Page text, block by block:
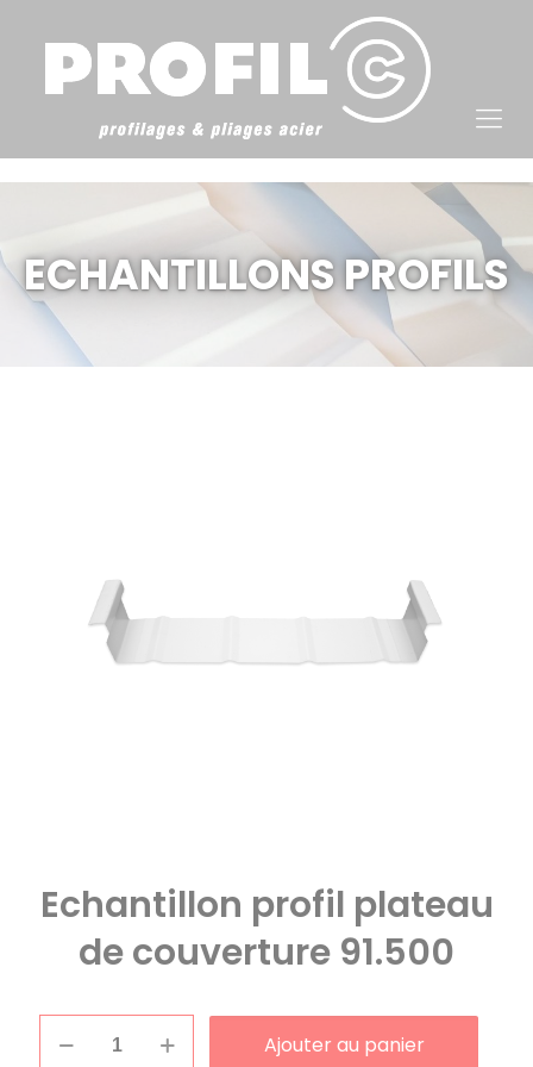
ECHANTILLONS PROFILS
Echantillon profil plateau
de couverture 91.500
de
Ajouter au panier